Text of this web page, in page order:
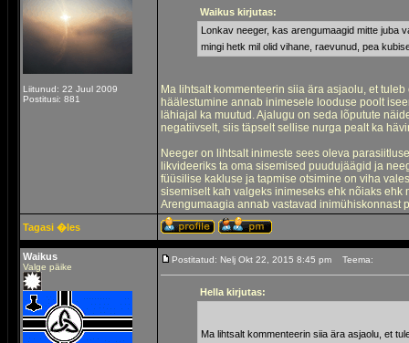
Liitunud: 22 Juul 2009
Postitusi: 881
Waikus kirjutas:
Lonkav neeger, kas arengumaagid mitte juba
mingi hetk mil olid vihane, raevunud, pea
Ma lihtsalt kommenteerin siia ära asjaolu, et
häälestumine annab inimesele looduse poolt
lähiajal ka muutud. Ajalugu on seda lõputute
negatiivselt, siis täpselt sellise nurga pealt ka
Neeger on lihtsalt inimeste sees oleva
likvideeriks ta oma sisemised puudujäägid ja
füüsilise kakluse ja tapmise otsimine on viha
sisemiselt kah valgeks inimeseks ehk nõiaks
Arengumaagia annab vastavad inimühiskonnast
Tagasi �les
Waikus
Valge päike
Postitatud: Nelj Okt 22, 2015 8:45 pm Teema:
Hella kirjutas:
Ma lihtsalt kommenteerin siia ära asjaolu, et